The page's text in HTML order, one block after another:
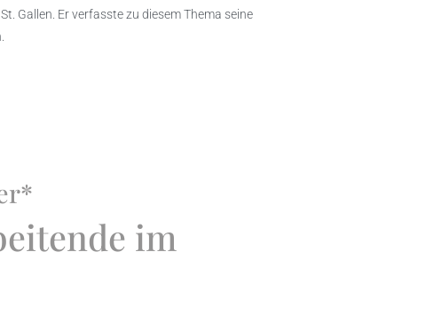
Gallen. Er verfasste zu diesem Thema seine
im